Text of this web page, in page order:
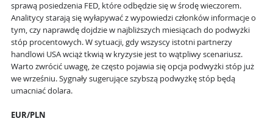
sprawą posiedzenia FED, które odbędzie się w środę wieczorem.
Analitycy starają się wyłapywać z wypowiedzi członków informacje o
tym, czy naprawdę dojdzie w najbliższych miesiącach do podwyżki
stóp procentowych. W sytuacji, gdy wszyscy istotni partnerzy
handlowi USA wciąż tkwią w kryzysie jest to wątpliwy scenariusz.
Warto zwrócić uwagę, że często pojawia się opcja podwyżki stóp już
we wrześniu. Sygnały sugerujące szybszą podwyżkę stóp będą
umacniać dolara.
EUR/PLN